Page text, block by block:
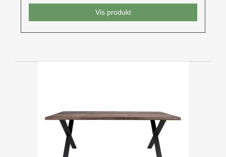
Vis produkt